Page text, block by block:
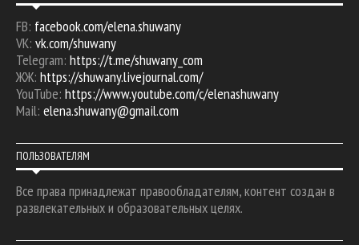
FB: facebook.com/elena.shuwany
VK: vk.com/shuwany
Telegram: https://t.me/shuwany_com
ЖЖ: https://shuwany.livejournal.com/
YouTube: https://www.youtube.com/c/elenashuwany
Mail: elena.shuwany@gmail.com
ПОЛЬЗОВАТЕЛЯМ
Все права принадлежат правообладателям, контент создан в
развлекательных и образовательных целях.